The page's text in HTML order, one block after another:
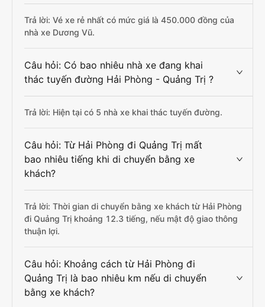
Trả lời: Vé xe rẻ nhất có mức giá là 450.000 đồng của
nhà xe Dương Vũ.
Câu hỏi: Có bao nhiêu nhà xe đang khai
thác tuyến đường Hải Phòng - Quảng Trị ?
Trả lời: Hiện tại có 5 nhà xe khai thác tuyến đường.
Câu hỏi: Từ Hải Phòng đi Quảng Trị mất
bao nhiêu tiếng khi di chuyển bằng xe
khách?
Trả lời: Thời gian di chuyển bằng xe khách từ Hải Phòng
đi Quảng Trị khoảng 12.3 tiếng, nếu mật độ giao thông
thuận lợi.
Câu hỏi: Khoảng cách từ Hải Phòng đi
Quảng Trị là bao nhiêu km nếu di chuyển
bằng xe khách?